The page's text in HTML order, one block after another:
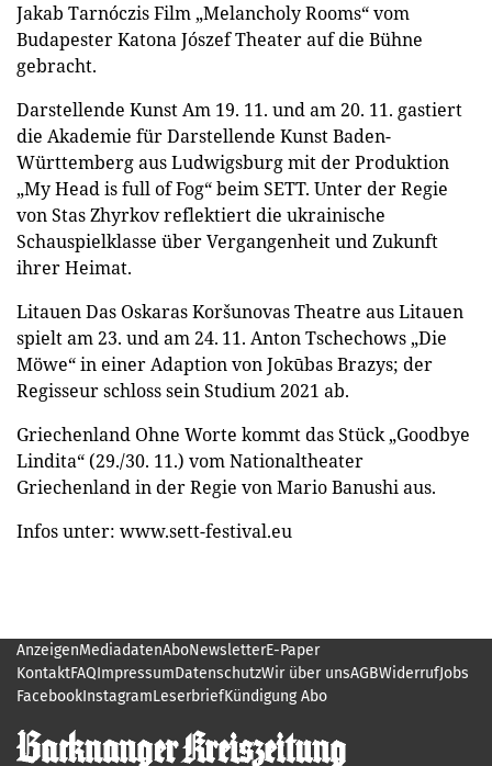
Jakab Tarnóczis Film „Melancholy Rooms“ vom
Budapester Katona Jószef Theater auf die Bühne
gebracht.
Darstellende Kunst Am 19. 11. und am 20. 11. gastiert
die Akademie für Darstellende Kunst Baden-
Württemberg aus Ludwigsburg mit der Produktion
„My Head is full of Fog“ beim SETT. Unter der Regie
von Stas Zhyrkov reflektiert die ukrainische
Schauspielklasse über Vergangenheit und Zukunft
ihrer Heimat.
Litauen Das Oskaras Koršunovas Theatre aus Litauen
spielt am 23. und am 24. 11. Anton Tschechows „Die
Möwe“ in einer Adaption von Jokūbas Brazys; der
Regisseur schloss sein Studium 2021 ab.
Griechenland Ohne Worte kommt das Stück „Goodbye
Lindita“ (29./30. 11.) vom Nationaltheater
Griechenland in der Regie von Mario Banushi aus.
Infos unter: www.sett-festival.eu
AnzeigenMediadatenAboNewsletterE-Paper
KontaktFAQImpressumDatenschutzWir über unsAGBWiderrufJobs
FacebookInstagramLeserbriefKündigung Abo